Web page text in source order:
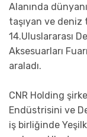
Alanında
taşıyan ve deniz
14.Uluslararası
Aksesuarları
araladı.
CNR Holding
Endüstrisini ve
iş birliğinde